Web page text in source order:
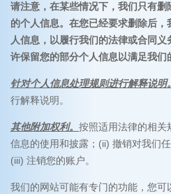
请注意，在某些情况下，我们只有
的个人信息。在您已经要求删除后
人信息，以履行我们的法律或合同
许保留您的部分个人信息以满足我们
针对个人信息处理规则进行解释说明。
行解释说明。
其他附加权利。 按照适用法律的相关
信息的使用和披露；(ii) 撤销对我们
(iii) 注销您的账户。
我们的网站可能有专门的功能，您